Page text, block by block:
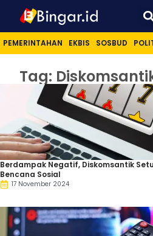
PEMERINTAHAN EKBIS SOSBUD
Tag:
Berdampak Negatif, Diskomsantik
Bencana Sosial
17 November 2024